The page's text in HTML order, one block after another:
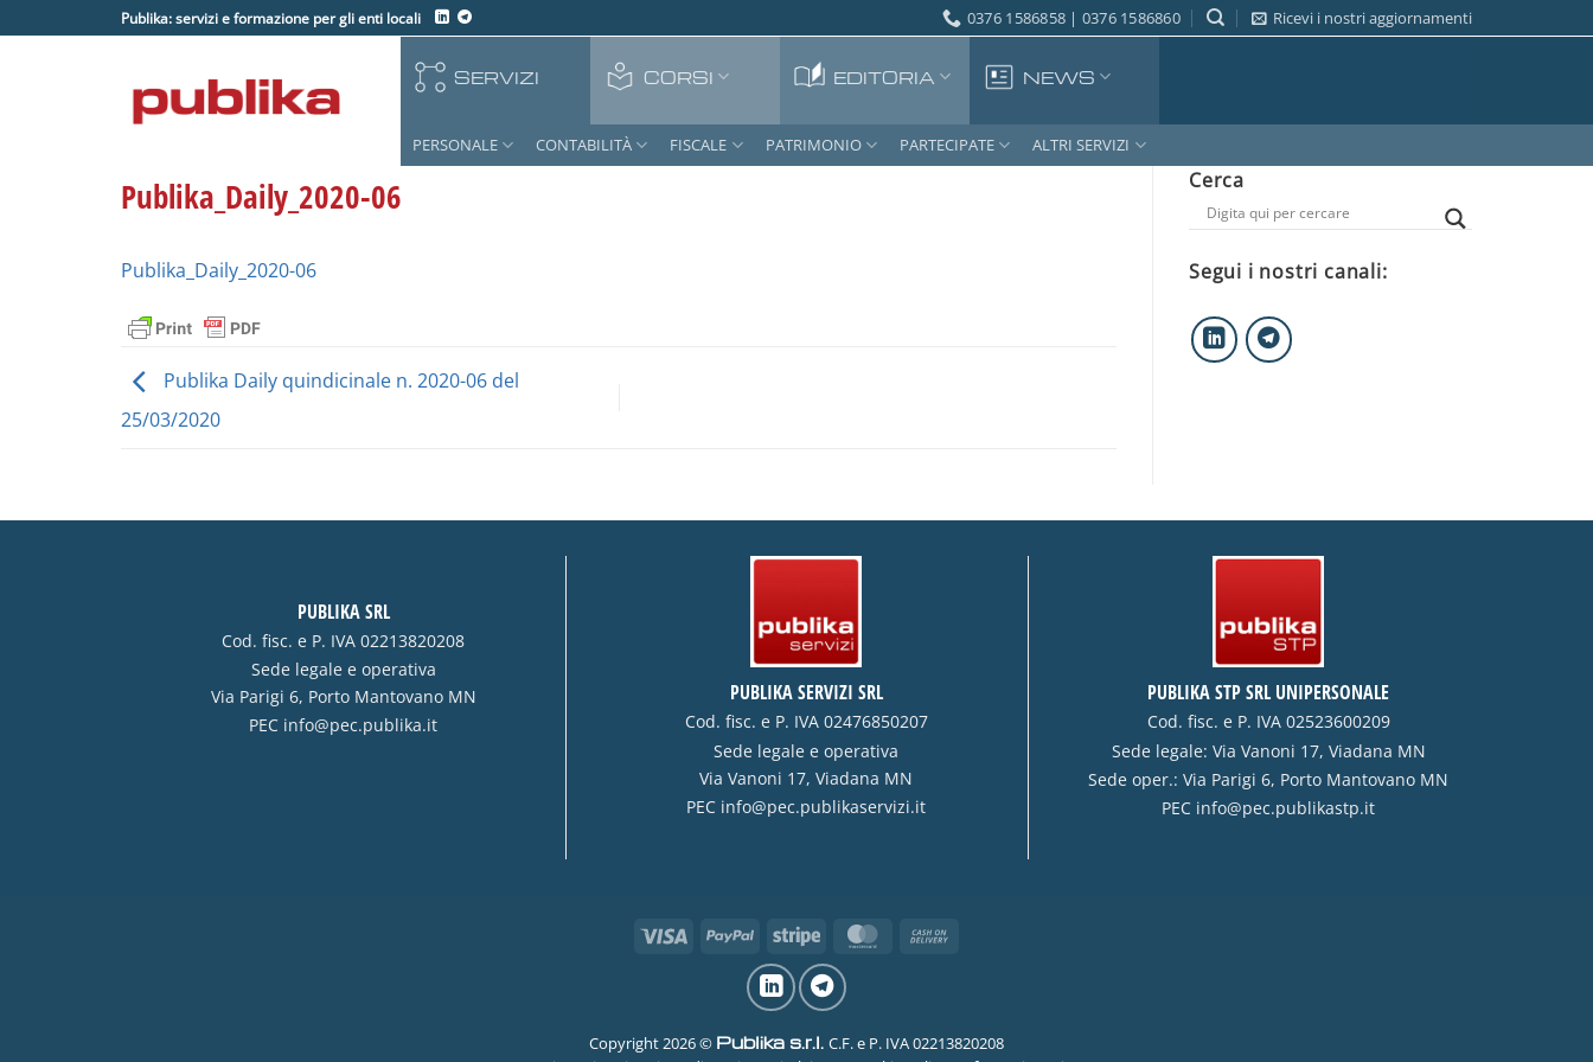
ai
Publika: servizi e formazione per gli enti locali 0376 1586858 | 0376 1586860 Ricevi i nostri aggiornamenti
SERVIZI CORSI EDITORIA NEWS
PERSONALE CONTABILITÀ FISCALE PATRIMONIO PARTECIPATE ALTRI SERVIZI
Publika_Daily_2020-06
Publika_Daily_2020-06
Publika Daily quindicinale n. 2020-06 del
25/03/2020
Cerca
Segui i nostri canali:
PUBLIKA SRL
Cod. fisc. e P. IVA 02213820208
Sede legale e operativa
Via Parigi 6, Porto Mantovano MN
PEC info@pec.publika.it
PUBLIKA SERVIZI SRL
Cod. fisc. e P. IVA 02476850207
Sede legale e operativa
Via Vanoni 17, Viadana MN
PEC info@pec.publikaservizi.it
PUBLIKA STP SRL UNIPERSONALE
Cod. fisc. e P. IVA 02523600209
Sede legale: Via Vanoni 17, Viadana MN
Sede oper.: Via Parigi 6, Porto Mantovano MN
PEC info@pec.publikastp.it
Visa PayPal Stripe MasterCard
Copyright 2026 © Publika s.r.l. C.F. e P. IVA 02213820208